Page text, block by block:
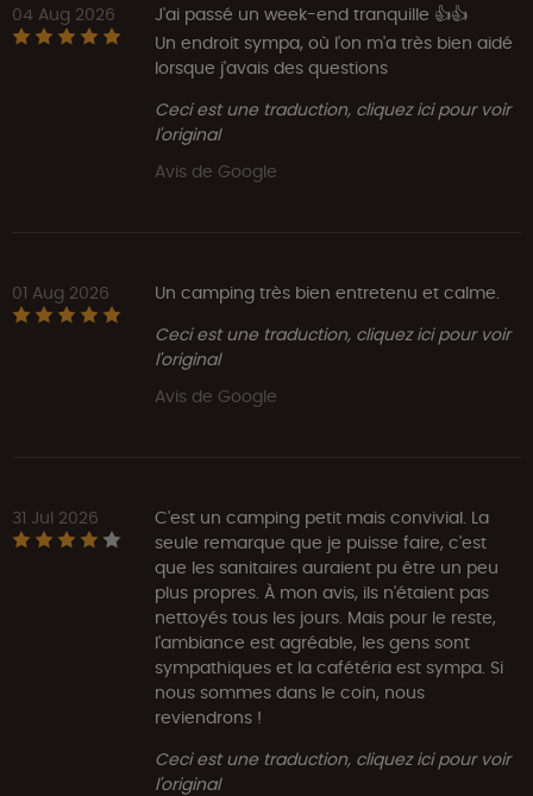
04 Aug 2026
J'ai passé un week-end tranquille 👍👍
Un endroit sympa, où l'on m'a très bien aidé
lorsque j'avais des questions
Ceci est une traduction, cliquez ici pour voir
l'original
Avis de Google
01 Aug 2026
Un camping très bien entretenu et calme.
Ceci est une traduction, cliquez ici pour voir
l'original
Avis de Google
31 Jul 2026
C'est un camping petit mais convivial. La
seule remarque que je puisse faire, c'est
que les sanitaires auraient pu être un peu
plus propres. À mon avis, ils n'étaient pas
nettoyés tous les jours. Mais pour le reste,
l'ambiance est agréable, les gens sont
sympathiques et la cafétéria est sympa. Si
nous sommes dans le coin, nous
reviendrons !
Ceci est une traduction, cliquez ici pour voir
l'original